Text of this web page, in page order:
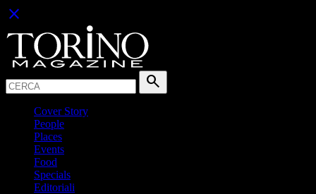
close
search
Cover Story
People
Places
Events
Food
Specials
Editoriali